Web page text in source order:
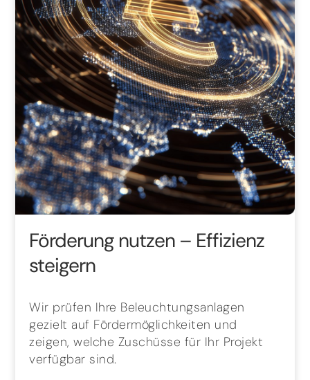
Förderung nutzen – Effizienz
steigern
Wir prüfen Ihre Beleuchtungsanlagen
gezielt auf Fördermöglichkeiten und
zeigen, welche Zuschüsse für Ihr Projekt
verfügbar sind.